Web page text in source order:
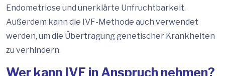
Endometriose und unerklärte Unfruchtbarkeit.
Außerdem kann die IVF-Methode auch verwendet
werden, um die Übertragung genetischer Krankheiten
zu verhindern.
Wer kann IVF in Anspruch nehmen?